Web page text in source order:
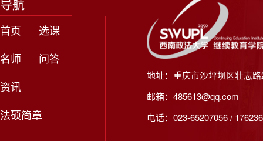
导航
首页
选课
名师
问答
资讯
法硕简章
地址：重庆市沙坪坝区壮志
邮箱：485613@qq.com
电话：023-65207056 /